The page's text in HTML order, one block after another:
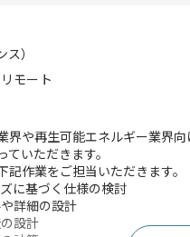
）
モート
界や再生可能エネルギー業界
ていただきます。
記作業をご担当いただきます。
に基づく仕様の検討
詳細の設計
設計